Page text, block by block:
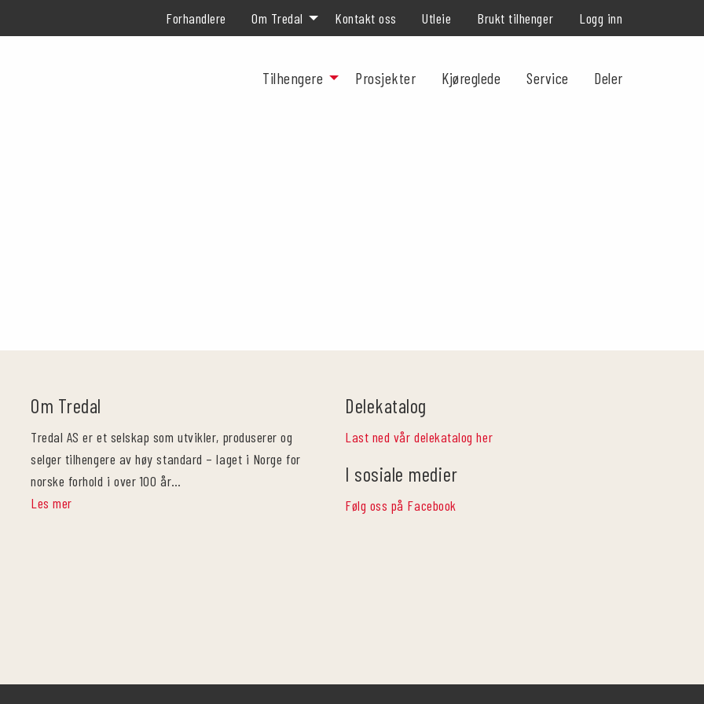
Forhandlere Om Tredal Kontakt oss Utleie Brukt tilhenger Logg inn
Tilhengere Prosjekter Kjøreglede Service Deler
Om Tredal
Tredal AS er et selskap som utvikler, produserer og
selger tilhengere av høy standard – laget i Norge for
norske forhold i over 100 år…
Les mer
Delekatalog
Last ned vår delekatalog her
I sosiale medier
Følg oss på Facebook